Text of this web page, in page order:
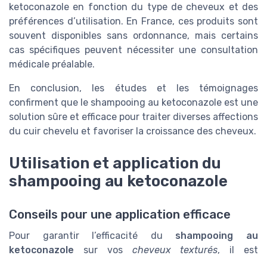
ketoconazole en fonction du type de cheveux et des
préférences d’utilisation. En France, ces produits sont
souvent disponibles sans ordonnance, mais certains
cas spécifiques peuvent nécessiter une consultation
médicale préalable.
En conclusion, les études et les témoignages
confirment que le shampooing au ketoconazole est une
solution sûre et efficace pour traiter diverses affections
du cuir chevelu et favoriser la croissance des cheveux.
Utilisation et application du
shampooing au ketoconazole
Conseils pour une application efficace
Pour garantir l’efficacité du shampooing au
ketoconazole sur vos cheveux texturés, il est